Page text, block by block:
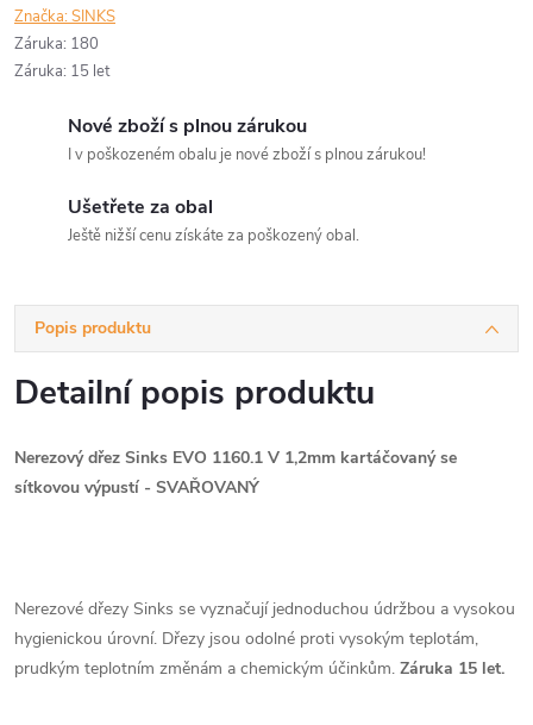
Značka:SINKS
Záruka: 180
Záruka: 15 let
Nové zboží s plnou zárukou
I v poškozeném obalu je nové zboží s plnou zárukou!
Ušetřete za obal
Ještě nižší cenu získáte za poškozený obal.
Popis produktu
Detailní popis produktu
Nerezový dřez Sinks EVO 1160.1 V 1,2mm kartáčovaný se
sítkovou výpustí - SVAŘOVANÝ
Nerezové dřezy Sinks se vyznačují jednoduchou údržbou a vysokou
hygienickou úrovní. Dřezy jsou odolné proti vysokým teplotám,
prudkým teplotním změnám a chemickým účinkům. Záruka 15 let.